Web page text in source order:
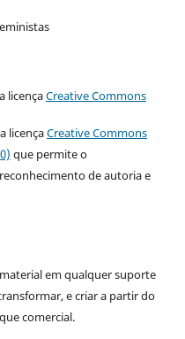
licençaCreative Commons
licençaCreative Commons
que permite o
de autoria e
em qualquer suporte
e criar a partir do
comercial.